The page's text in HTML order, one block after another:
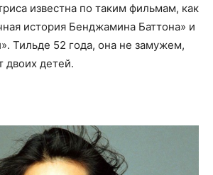
известна по таким фильмам, как
история Бенджамина Баттона» и
Тильде 52 года, она не замужем,
двоих детей.